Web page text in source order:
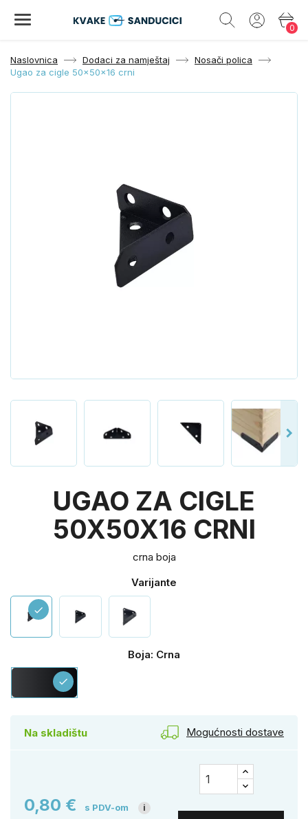
0
Naslovnica Dodaci za namještaj
Nosači polica
Ugao za cigle 50x50x16 crni
UGAO ZA CIGLE
50X50X16 CRNI
crna boja
Varijante
check
Boja: Crna
Crna
check
Na skladištu Mogućnosti dostave
0,80 € s PDV-om i